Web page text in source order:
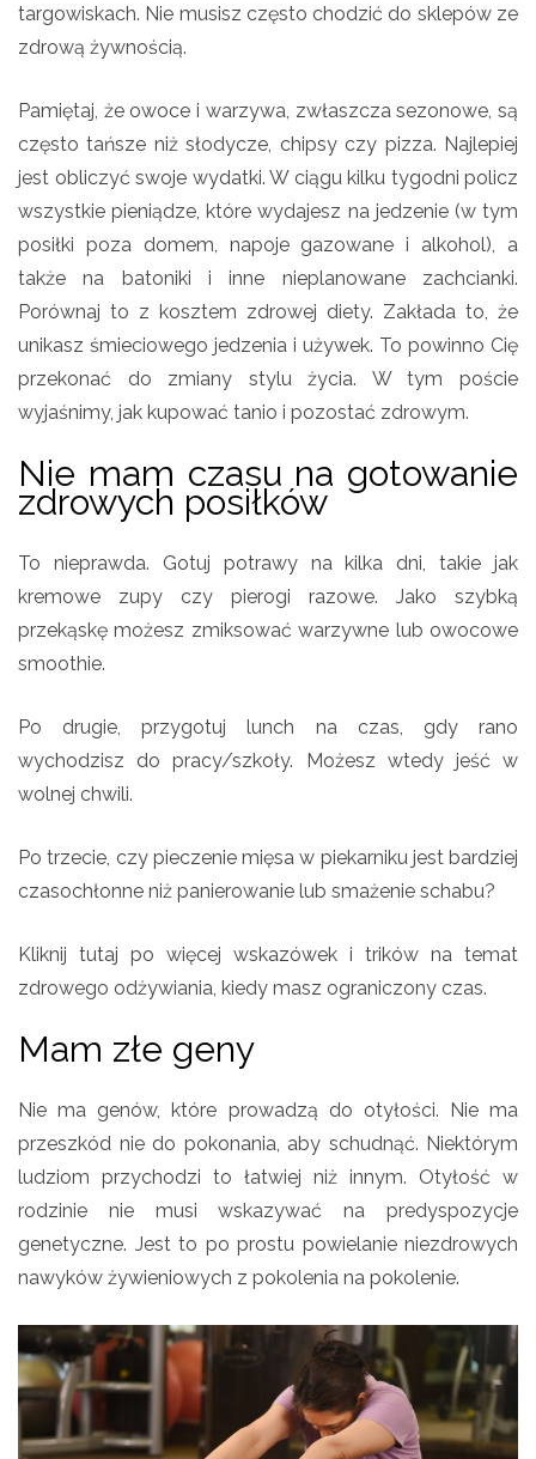
targowiskach. Nie musisz często chodzić do sklepów ze
zdrową żywnością.
Pamiętaj, że owoce i warzywa, zwłaszcza sezonowe, są
często tańsze niż słodycze, chipsy czy pizza. Najlepiej
jest obliczyć swoje wydatki. W ciągu kilku tygodni policz
wszystkie pieniądze, które wydajesz na jedzenie (w tym
posiłki poza domem, napoje gazowane i alkohol), a
także na batoniki i inne nieplanowane zachcianki.
Porównaj to z kosztem zdrowej diety. Zakłada to, że
unikasz śmieciowego jedzenia i używek. To powinno Cię
przekonać do zmiany stylu życia. W tym poście
wyjaśnimy, jak kupować tanio i pozostać zdrowym.
Nie mam czasu na gotowanie
zdrowych posiłków
To nieprawda. Gotuj potrawy na kilka dni, takie jak
kremowe zupy czy pierogi razowe. Jako szybką
przekąskę możesz zmiksować warzywne lub owocowe
smoothie.
Po drugie, przygotuj lunch na czas, gdy rano
wychodzisz do pracy/szkoły. Możesz wtedy jeść w
wolnej chwili.
Po trzecie, czy pieczenie mięsa w piekarniku jest bardziej
czasochłonne niż panierowanie lub smażenie schabu?
Kliknij tutaj po więcej wskazówek i trików na temat
zdrowego odżywiania, kiedy masz ograniczony czas.
Mam złe geny
Nie ma genów, które prowadzą do otyłości. Nie ma
przeszkód nie do pokonania, aby schudnąć. Niektórym
ludziom przychodzi to łatwiej niż innym. Otyłość w
rodzinie nie musi wskazywać na predyspozycje
genetyczne. Jest to po prostu powielanie niezdrowych
nawyków żywieniowych z pokolenia na pokolenie.